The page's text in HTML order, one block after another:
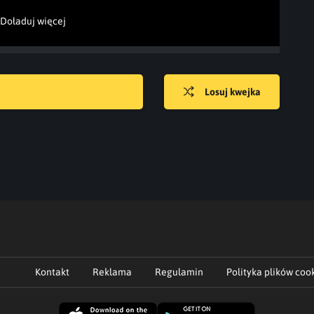
Doładuj więcej
Losuj kwejka
Kontakt Reklama Regulamin Polityka plików